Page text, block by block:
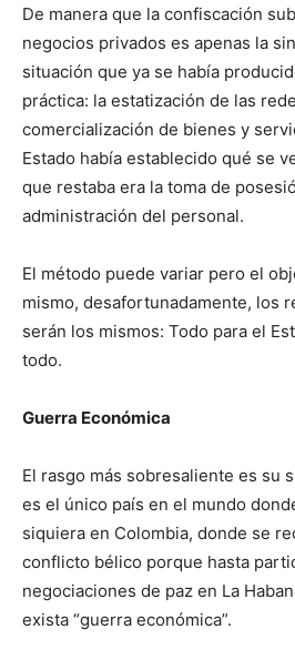
De manera que la confiscación
negocios privados es apenas la
situación que ya se había
práctica: la estatización de las
comercialización de bienes y
Estado había establecido qué se
que restaba era la toma de
administración del personal.
El método puede variar pero el
mismo, desafortunadamente, los
serán los mismos: Todo para el
todo.
Guerra Económica
El rasgo más sobresaliente es su
es el único país en el mundo
siquiera en Colombia, donde se
conflicto bélico porque hasta
negociaciones de paz en La
exista “guerra económica”.